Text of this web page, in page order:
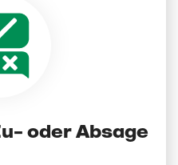
oder Absage